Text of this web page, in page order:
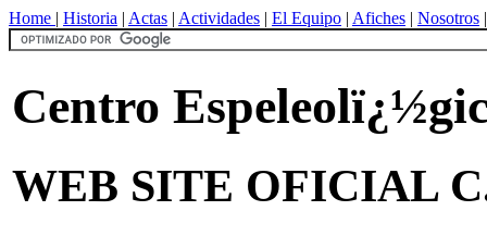
Home | Historia | Actas | Actividades | El Equipo | Afiches | Nosotros
Centro
WEB SITE OFICIAL